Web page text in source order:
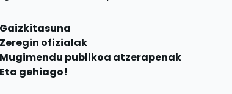
Gaizkitasuna
Zeregin ofizialak
Mugimendu publikoa atzerapenak
Eta gehiago!